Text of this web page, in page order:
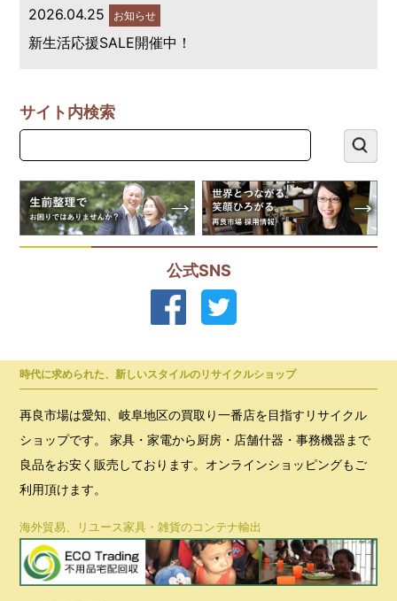
2026.04.25 お知らせ
新生活応援SALE開催中！
サイト内検索
公式SNS
時代に求められた、新しいスタイルのリサイクルショップ
再良市場は愛知、岐阜地区の買取り一番店を目指すリサイクル
ショップです。 家具・家電から厨房・店舗什器・事務機器まで
良品をお安く販売しております。オンラインショッピングもご
利用頂けます。
海外貿易、リユース家具・雑貨のコンテナ輸出